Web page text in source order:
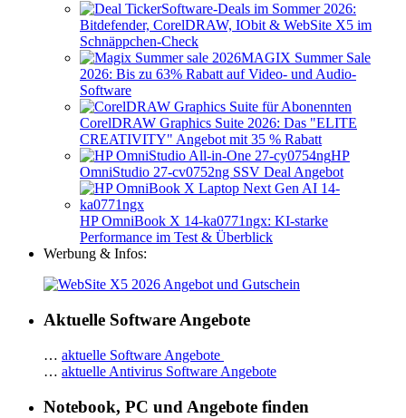
Software-Deals im Sommer 2026:
Bitdefender, CorelDRAW, IObit & WebSite X5 im
Schnäppchen-Check
MAGIX Summer Sale
2026: Bis zu 63% Rabatt auf Video- und Audio-
Software
CorelDRAW Graphics Suite 2026: Das "ELITE
CREATIVITY" Angebot mit 35 % Rabatt
HP
OmniStudio 27-cv0752ng SSV Deal Angebot
HP OmniBook X 14-ka0771ngx: KI-starke
Performance im Test & Überblick
Werbung & Infos:
Aktuelle Software Angebote
… aktuelle Software Angebote
… aktuelle Antivirus Software Angebote
Notebook, PC und Angebote finden